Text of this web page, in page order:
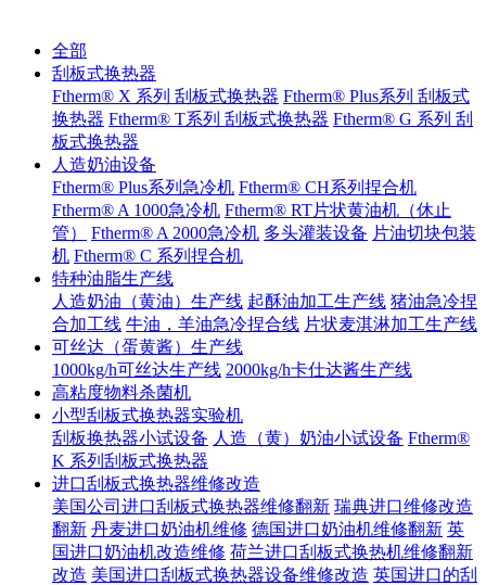
全部
刮板式换热器
Ftherm® X 系列 刮板式换热器 Ftherm® Plus系列 刮板式
换热器 Ftherm® T系列 刮板式换热器 Ftherm® G 系列 刮
板式换热器
人造奶油设备
Ftherm® Plus系列急冷机 Ftherm® CH系列捏合机
Ftherm® A 1000急冷机 Ftherm® RT片状黄油机（休止
管）
Ftherm® A 2000急冷机 多头灌装设备 片油切块包装
机 Ftherm® C 系列捏合机
特种油脂生产线
人造奶油（黄油）生产线 起酥油加工生产线 猪油急冷捏
合加工线 牛油，羊油急冷捏合线 片状麦淇淋加工生产线
可丝达（蛋黄酱）生产线
1000kg/h可丝达生产线 2000kg/h卡仕达酱生产线
高粘度物料杀菌机
小型刮板式换热器实验机
刮板换热器小试设备 人造（黄）奶油小试设备 Ftherm®
K 系列刮板式换热器
进口刮板式换热器维修改造
美国公司进口刮板式换热器维修翻新 瑞典进口维修改造
翻新 丹麦进口奶油机维修 德国进口奶油机维修翻新 英
国进口奶油机改造维修 荷兰进口刮板式换热机维修翻新
改造 美国进口刮板式换热器设备维修改造 英国进口的刮